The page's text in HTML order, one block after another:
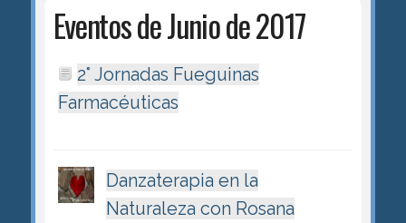
Eventos de Junio de 2017
2° Jornadas Fueguinas
Farmacéuticas
Danzaterapia en la
Naturaleza con Rosana